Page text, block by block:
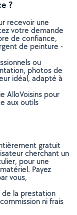
?
recevoir une
votre demande
de confiance,
de peinture -
ou
photos de
idéal, adapté à
AlloVoisins pour
aux outils
gratuit
cherchant un
pour une
Payez
vous,
de la prestation
ni frais